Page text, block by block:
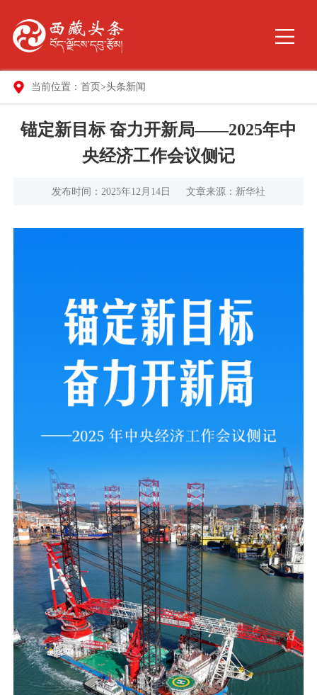
当前位置： 首页 >头条新闻
锚定新目标 奋力开新局——2025年中
央经济工作会议侧记
发布时间：2025年12月14日 文章来源：新华社